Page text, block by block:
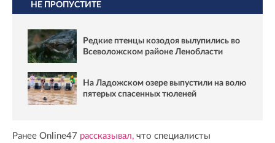
НЕ ПРОПУСТИТЕ
Редкие птенцы козодоя вылупились во
Всеволожском районе Ленобласти
На Ладожском озере выпустили на волю
пятерых спасенных тюленей
Ранее Online47 рассказывал, что специалисты